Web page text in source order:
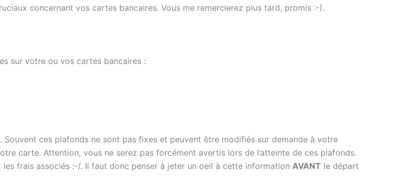
concernant vos cartes bancaires. Vous me remercierez plus tard, promis :-).
sur votre ou vos cartes bancaires :
ces plafonds ne sont pas fixes et peuvent être modifiés sur demande à votre
carte. Attention, vous ne serez pas forcément avertis lors de l’atteinte de ces plafonds.
frais associés :-/. Il faut donc penser à jeter un oeil à cette information AVANT le départ